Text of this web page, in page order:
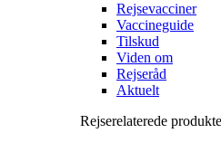
Rejsevacciner
Vaccineguide
Tilskud
Viden om
Rejseråd
Aktuelt
Rejserelaterede